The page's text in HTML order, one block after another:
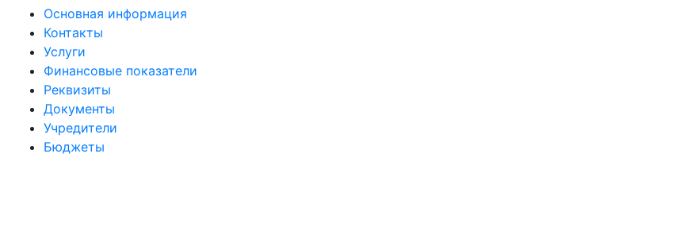
Основная информация
Контакты
Услуги
Финансовые показатели
Реквизиты
Документы
Учредители
Бюджеты